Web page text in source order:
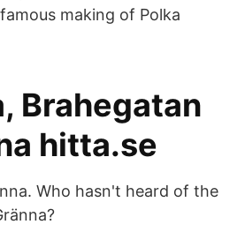
making of Polka
Brahegatan
hitta.se
Who hasn't heard of the